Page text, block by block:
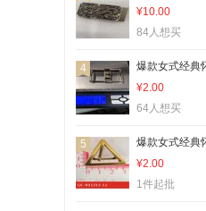
¥10.00
84人想买
4
¥2.00
64人想买
5
¥2.00
1件起批